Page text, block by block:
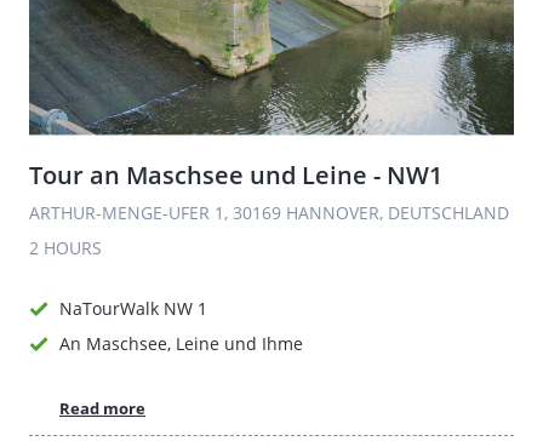
Tour an Maschsee und Leine - NW1
ARTHUR-MENGE-UFER 1, 30169 HANNOVER, DEUTSCHLAND
2 HOURS
NaTourWalk NW 1
An Maschsee, Leine und Ihme
Read more